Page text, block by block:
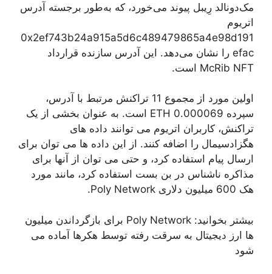
مک‌دونالد رِیبل پیوند می‌خورد، که به‌طور برجسته آدرس
اتریوم
0x2ef743b24a915a5d6c489479865a4e98d191
efac را نشان می‌دهد. این آدرس سازنده قرارداد
McRib NFT است.
اولین مورد از مجموع 11 تراکنش مرتبط با آدرس،
سپرده 0.000069 ETH است. به عنوان بخشی از یک
تراکنش، کاربران اتریوم می توانند داده های
هگزادسیمال را اضافه کنند. از این داده ها می توان برای
ارسال پیام استفاده کرد، و حتی می توان از آنها برای
مذاکره ناشناس در بن بست استفاده کرد، مانند مورد
هک 600 میلیون دلاری Poly Network.
بیشتر بخوانید: Poly Network برای بازگرداندن میلیون
ها ارز دیجیتال به سرقت رفته توسط هکرها آماده می
شود